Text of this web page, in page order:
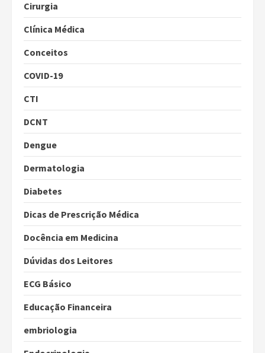
Cirurgia
Clínica Médica
Conceitos
COVID-19
CTI
DCNT
Dengue
Dermatologia
Diabetes
Dicas de Prescrição Médica
Docência em Medicina
Dúvidas dos Leitores
ECG Básico
Educação Financeira
embriologia